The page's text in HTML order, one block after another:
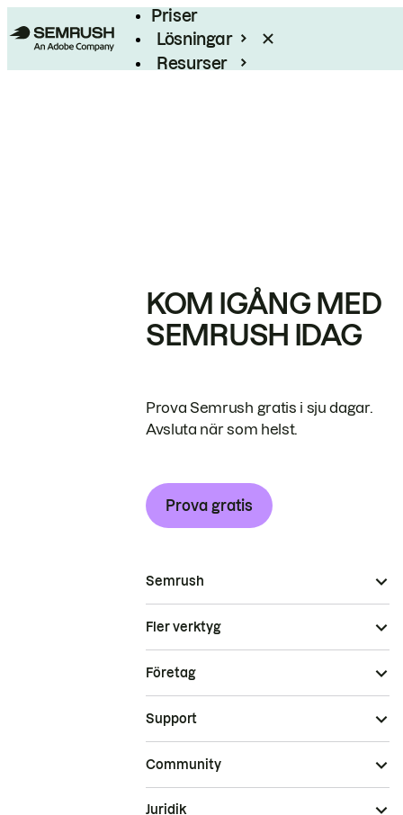
Priser
Lösningar
Resurser
KOM IGÅNG MED
SEMRUSH IDAG
Prova Semrush gratis i sju dagar.
Avsluta när som helst.
Prova gratis
Semrush
Fler verktyg
Företag
Support
Community
Juridik